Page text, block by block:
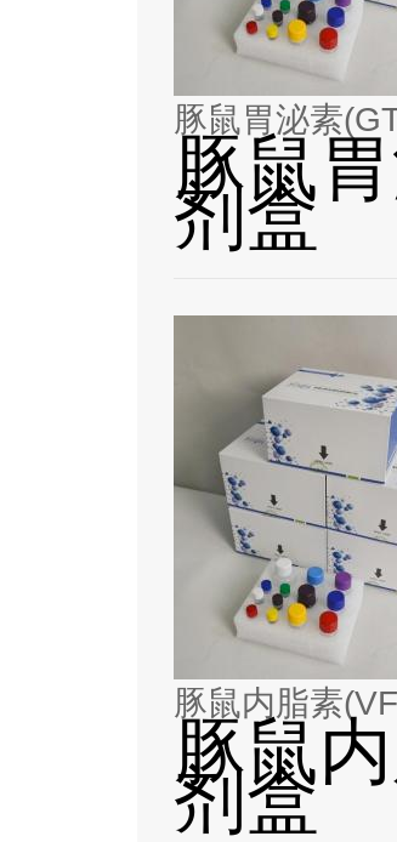
豚鼠胃泌素
豚鼠
剂盒
豚鼠内脂素
豚鼠
剂盒